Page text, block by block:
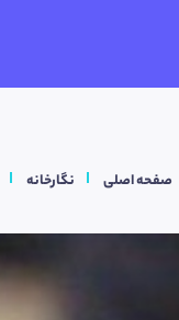
صفحه اصلی نگارخانه